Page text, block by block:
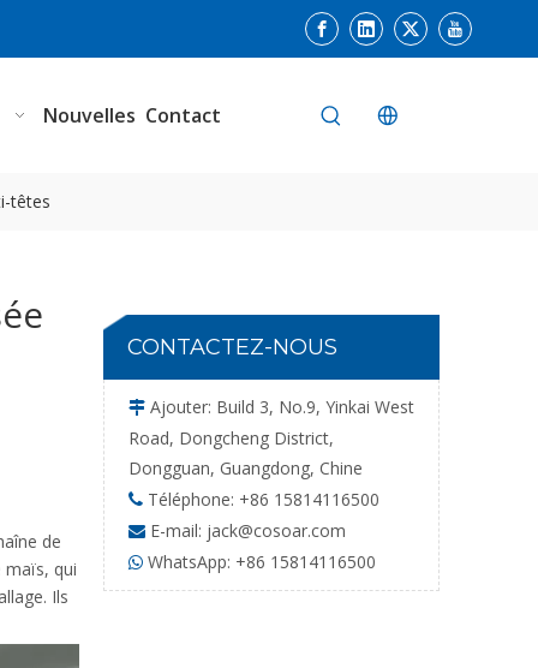
Nouvelles Contact
têtes
de
maïs, qui
Ils
CONTACTEZ-NOUS
 Ajouter: Build 3, No.9, Yinkai West
Road, Dongcheng District,
Dongguan, Guangdong, Chine
 Téléphone: +86 15814116500
 E-mail: jack@cosoar.com
 WhatsApp: +86 15814116500